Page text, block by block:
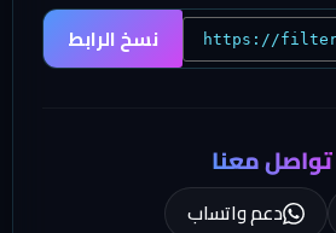
نسخ الرابط
تواصل معنا
دعم واتساب